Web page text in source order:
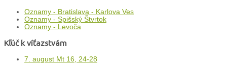
Oznamy - Bratislava - Karlova Ves
Oznamy - Spišský Štvrtok
Oznamy - Levoča
Kľúč k víťazstvám
7. august Mt 16, 24-28